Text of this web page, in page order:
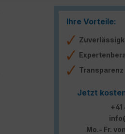
Ihre Vorteile:
Transparenz
Jetzt
Mo.- Fr.